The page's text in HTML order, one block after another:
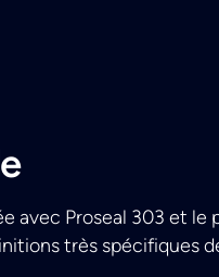
avec Proseal 303 et le
très spécifiques